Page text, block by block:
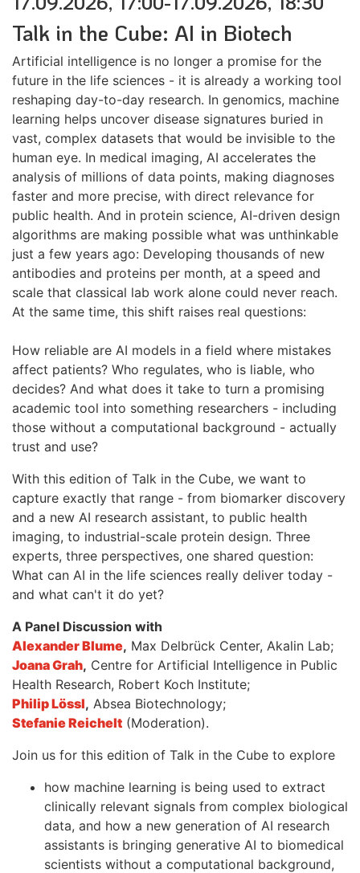
Talk in the Cube: AI in Biotech
Artificial intelligence is no longer a promise for the
future in the life sciences - it is already a working tool
reshaping day-to-day research. In genomics, machine
learning helps uncover disease signatures buried in
vast, complex datasets that would be invisible to the
human eye. In medical imaging, AI accelerates the
analysis of millions of data points, making diagnoses
faster and more precise, with direct relevance for
public health. And in protein science, AI-driven design
algorithms are making possible what was unthinkable
just a few years ago: Developing thousands of new
antibodies and proteins per month, at a speed and
scale that classical lab work alone could never reach.
At the same time, this shift raises real questions:
How reliable are AI models in a field where mistakes
affect patients? Who regulates, who is liable, who
decides? And what does it take to turn a promising
academic tool into something researchers - including
those without a computational background - actually
trust and use?
With this edition of Talk in the Cube, we want to
capture exactly that range - from biomarker discovery
and a new AI research assistant, to public health
imaging, to industrial-scale protein design. Three
experts, three perspectives, one shared question:
What can AI in the life sciences really deliver today -
and what can't it do yet?
A Panel Discussion with
Alexander Blume, Max Delbrück Center, Akalin Lab;
Joana Grah, Centre for Artificial Intelligence in Public
Health Research, Robert Koch Institute;
Philip Lössl, Absea Biotechnology;
Stefanie Reichelt (Moderation).
Join us for this edition of Talk in the Cube to explore
how machine learning is being used to extract
clinically relevant signals from complex biological
data, and how a new generation of AI research
assistants is bringing generative AI to biomedical
scientists without a computational background,